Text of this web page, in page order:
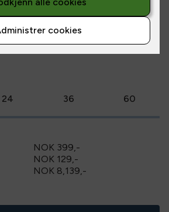
/ NOK 363 pr. mnd.*
over 12 mnd.
24 36 60
NOK 399 ,-
NOK 129,-
NOK 8,139 ,-